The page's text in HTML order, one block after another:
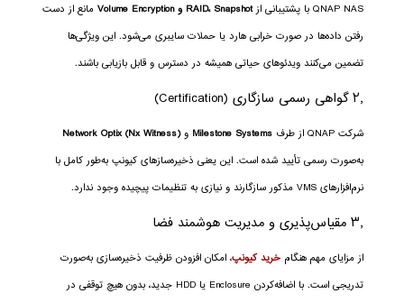
QNAP NAS با پشتیبانی از RAID، Snapshot و Volume Encryption
مانع از دست
رفتن داده‌ها در صورت خرابی هارد یا حملات سایبری می‌شود. این ویژگی‌ها
تضمین می‌کنند ویدئوهای حیاتی همیشه در دسترس و قابل بازیابی باشند.
۲٫ گواهی رسمی سازگاری (Certification)
شرکت QNAP از طرف Milestone Systems وNetwork Optix (Nx Witness)
به‌صورت رسمی تأیید شده است. این یعنی ذخیره‌سازهای کیونپ به‌طور کامل با
نرم‌افزارهای VMS مذکور سازگارند و نیازی به تنظیمات پیچیده وجود ندارد.
۳٫ مقیاس‌پذیری و مدیریت هوشمند فضا
از مزایای مهم هنگام خرید کیونپ، امکان افزودن ظرفیت ذخیره‌سازی به‌صورت
تدریجی است. با اضافه‌کردن Enclosure یا HDD جدید، بدون هیچ توقفی در